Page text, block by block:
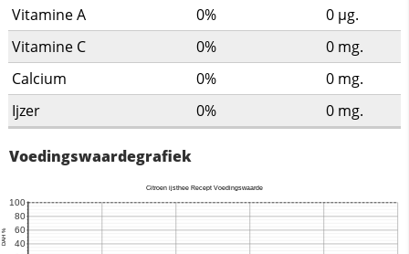
Vitamine A
0% 0 µg.
Vitamine C
0% 0 mg.
Calcium
0% 0 mg.
Ijzer
0% 0 mg.
Voedingswaardegrafiek